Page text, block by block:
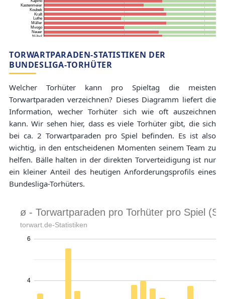
TORWARTPARADEN-STATISTIKEN DER
BUNDESLIGA-TORHÜTER
Welcher Torhüter kann pro Spieltag die meisten
Torwartparaden verzeichnen? Dieses Diagramm liefert die
Information, wecher Torhüter sich wie oft auszeichnen
kann. Wir sehen hier, dass es viele Torhüter gibt, die sich
bei ca. 2 Torwartparaden pro Spiel befinden. Es ist also
wichtig, in den entscheidenen Momenten seinem Team zu
helfen. Bälle halten in der direkten Torverteidigung ist nur
ein kleiner Anteil des heutigen Anforderungsprofils eines
Bundesliga-Torhüters.